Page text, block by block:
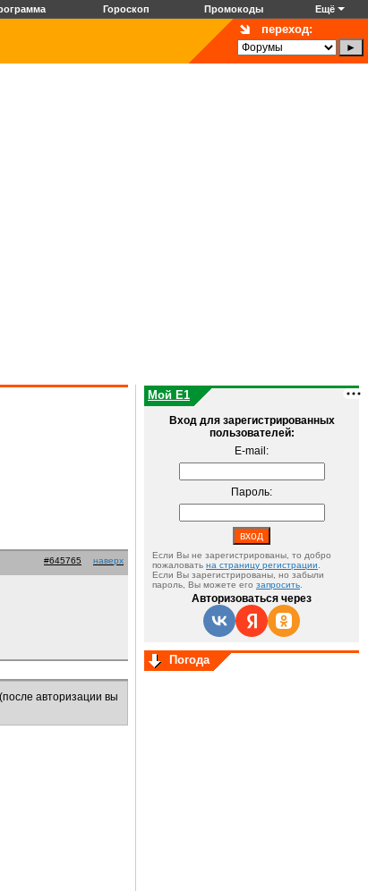
Гороскоп Промокоды Ещё
переход:
#645765 наверх
(после авторизации вы
Мой E1
Вход для зарегистрированных
пользователей:
E-mail:
Пароль:
Если Вы не зарегистрированы, то добро
пожаловать на страницу регистрации
Если Вы зарегистрированы, но забыли
пароль, Вы можете его запросить
Авторизоваться через
Погода